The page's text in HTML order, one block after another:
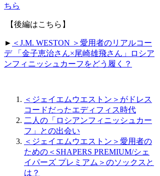
ちら
【後編はこちら】
► ＜J.M. WESTON ＞愛用者のリアルコー
デ 「金子恵治さん×尾崎雄飛さん」ロシア
ンフィニッシュカーフをどう履く？
＜ジェイエムウエストン＞がドレス
コードだったエディフィス時代
二人の「ロシアンフィニッシュカー
フ」との出会い
＜ジェイエムウエストン＞愛用者の
ための＜SHAPERS PREMIUM/シェ
イパーズ プレミアム＞のソックスと
は？